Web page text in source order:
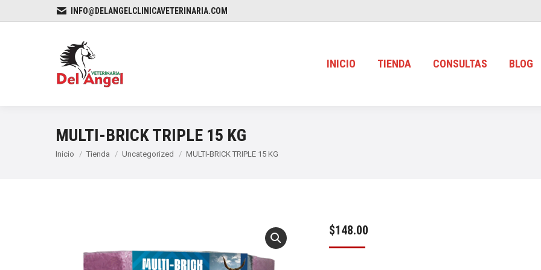
INFO@DELANGELCLINICAVETERINARIA.COM
INICIO TIENDA CONSULTAS BLOG
MULTI-BRICK TRIPLE 15 KG
Estás aquí:
Inicio Tienda Uncategorized MULTI-BRICK TRIPLE 15 KG
$148.00